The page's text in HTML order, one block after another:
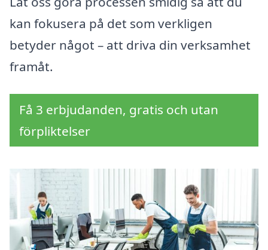
kan fokusera på det som verkligen
betyder något – att driva din verksamhet
framåt.
Få 3 erbjudanden, gratis och utan
förpliktelser